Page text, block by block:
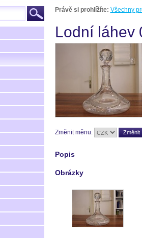
Právě si prohlížíte: Všechny
Lodní láhev
Změnit měnu:
Popis
Obrázky